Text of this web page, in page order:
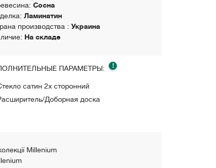
Сосна
Ламинатин
производства : Украина
На складе
ПАРАМЕТРЫ: !
сатин 2х сторонний
Доборная доска
Millenium